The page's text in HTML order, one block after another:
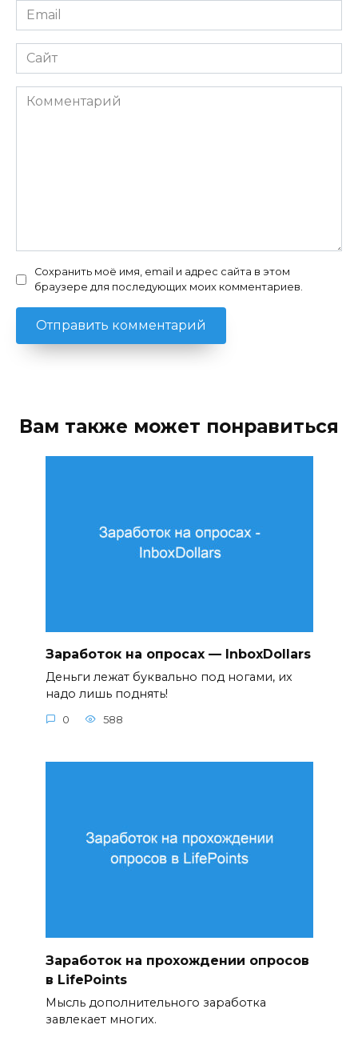
Email
*
Сайт
Комментарий
Сохранить моё имя, email и адрес сайта в этом
браузере для последующих моих комментариев.
Вам также может понравиться
Заработок на опросах — InboxDollars
Деньги лежат буквально под ногами, их
надо лишь поднять!
0 588
Заработок на прохождении опросов
в LifePoints
Мысль дополнительного заработка
завлекает многих.